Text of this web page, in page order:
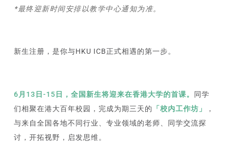
*最终迎新时间安排以教学中心通知为准。
新生注册，是你与HKU ICB正式相遇的第一步。
6月13日-15日，全国新生将迎来在香港大学的首课。
同学
们相聚在港大百年校园，完成为期三天的
「校内工作坊」
，
与来自全国各地不同行业、专业领域的老师、同学交流探
讨，开拓视野，启发思维。